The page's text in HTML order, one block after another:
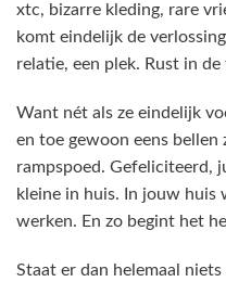
xtc, bizarre kleding, rare
komt eindelijk de
relatie, een plek. Rust in
Want nét als ze eindelijk
en toe gewoon eens
rampspoed. Gefeliciteerd,
kleine in huis. In jouw huis
werken. En zo begint het
Staat er dan helemaal